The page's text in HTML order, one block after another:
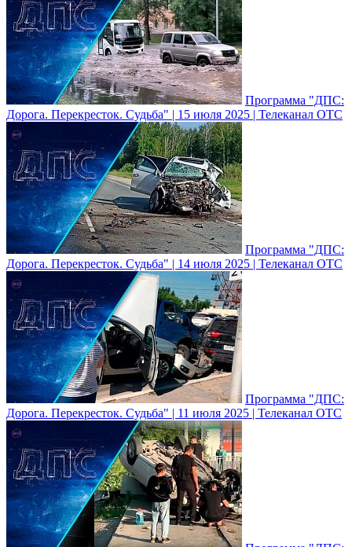
Программа "ДПС:
Дорога. Перекресток. Судьба" | 15 июля 2025 | Телеканал ОТС
Программа "ДПС:
Дорога. Перекресток. Судьба" | 14 июля 2025 | Телеканал ОТС
Программа "ДПС:
Дорога. Перекресток. Судьба" | 11 июля 2025 | Телеканал ОТС